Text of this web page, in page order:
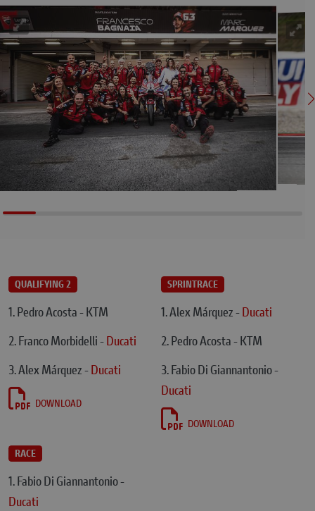
QUALIFYING 2
1. Pedro Acosta - KTM
2. Franco Morbidelli -Ducati
3. Alex Márquez -Ducati
DOWNLOAD
SPRINTRACE
1. Alex Márquez -Ducati
2. Pedro Acosta - KTM
3. Fabio Di Giannantonio -
Ducati
DOWNLOAD
RACE
1. Fabio Di Giannantonio -
Ducati